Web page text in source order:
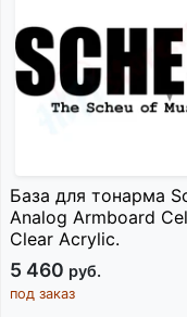
База для тонарма
Analog Armboard
Clear Acrylic.
5 460 руб.
под заказ